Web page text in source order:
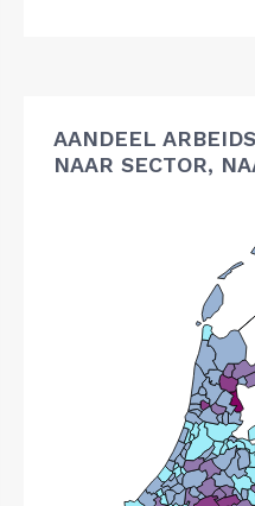
AANDEEL
NAAR SECTOR,